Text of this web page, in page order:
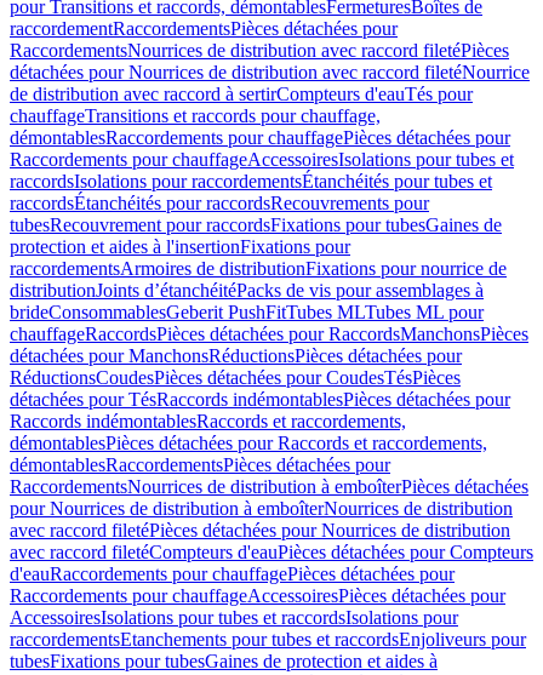
pour Transitions et raccords, démontablesFermeturesBoîtes de
raccordementRaccordementsPièces détachées pour
RaccordementsNourrices de distribution avec raccord filetéPièces
détachées pour Nourrices de distribution avec raccord filetéNourrice
de distribution avec raccord à sertirCompteurs d'eauTés pour
chauffageTransitions et raccords pour chauffage,
démontablesRaccordements pour chauffagePièces détachées pour
Raccordements pour chauffageAccessoiresIsolations pour tubes et
raccordsIsolations pour raccordementsÉtanchéités pour tubes et
raccordsÉtanchéités pour raccordsRecouvrements pour
tubesRecouvrement pour raccordsFixations pour tubesGaines de
protection et aides à l'insertionFixations pour
raccordementsArmoires de distributionFixations pour nourrice de
distributionJoints d’étanchéitéPacks de vis pour assemblages à
brideConsommablesGeberit PushFitTubes MLTubes ML pour
chauffageRaccordsPièces détachées pour RaccordsManchonsPièces
détachées pour ManchonsRéductionsPièces détachées pour
RéductionsCoudesPièces détachées pour CoudesTésPièces
détachées pour TésRaccords indémontablesPièces détachées pour
Raccords indémontablesRaccords et raccordements,
démontablesPièces détachées pour Raccords et raccordements,
démontablesRaccordementsPièces détachées pour
RaccordementsNourrices de distribution à emboîterPièces détachées
pour Nourrices de distribution à emboîterNourrices de distribution
avec raccord filetéPièces détachées pour Nourrices de distribution
avec raccord filetéCompteurs d'eauPièces détachées pour Compteurs
d'eauRaccordements pour chauffagePièces détachées pour
Raccordements pour chauffageAccessoiresPièces détachées pour
AccessoiresIsolations pour tubes et raccordsIsolations pour
raccordementsEtanchements pour tubes et raccordsEnjoliveurs pour
tubesFixations pour tubesGaines de protection et aides à